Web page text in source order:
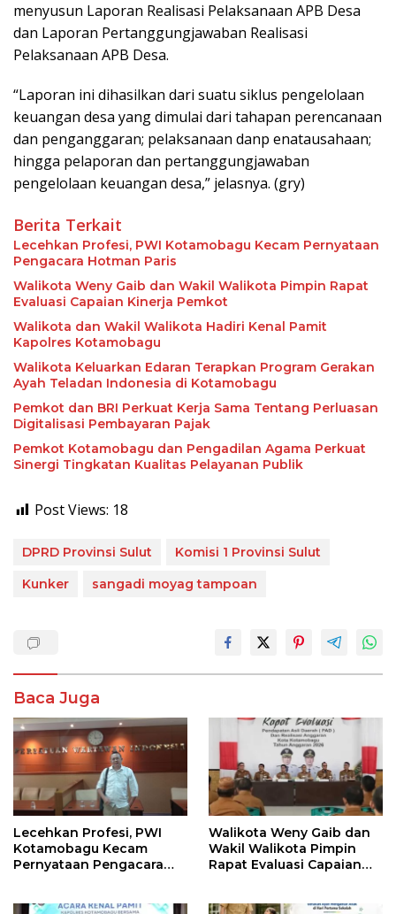
menyusun Laporan Realisasi Pelaksanaan APB Desa
dan Laporan Pertanggungjawaban Realisasi
Pelaksanaan APB Desa.
“Laporan ini dihasilkan dari suatu siklus pengelolaan
keuangan desa yang dimulai dari tahapan perencanaan
dan penganggaran; pelaksanaan danp enatausahaan;
hingga pelaporan dan pertanggungjawaban
pengelolaan keuangan desa,” jelasnya. (gry)
Berita Terkait
Lecehkan Profesi, PWI Kotamobagu Kecam Pernyataan
Pengacara Hotman Paris
Walikota Weny Gaib dan Wakil Walikota Pimpin Rapat
Evaluasi Capaian Kinerja Pemkot
Walikota dan Wakil Walikota Hadiri Kenal Pamit
Kapolres Kotamobagu
Walikota Keluarkan Edaran Terapkan Program Gerakan
Ayah Teladan Indonesia di Kotamobagu
Pemkot dan BRI Perkuat Kerja Sama Tentang Perluasan
Digitalisasi Pembayaran Pajak
Pemkot Kotamobagu dan Pengadilan Agama Perkuat
Sinergi Tingkatan Kualitas Pelayanan Publik
Post Views: 18
DPRD Provinsi Sulut
Komisi 1 Provinsi Sulut
Kunker
sangadi moyag tampoan
Baca Juga
Lecehkan Profesi, PWI
Kotamobagu Kecam
Pernyataan Pengacara
Walikota Weny Gaib dan
Wakil Walikota Pimpin
Rapat Evaluasi Capaian